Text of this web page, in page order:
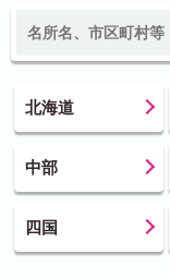
北海道
中部
四国